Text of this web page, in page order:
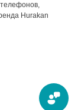
Hurakan